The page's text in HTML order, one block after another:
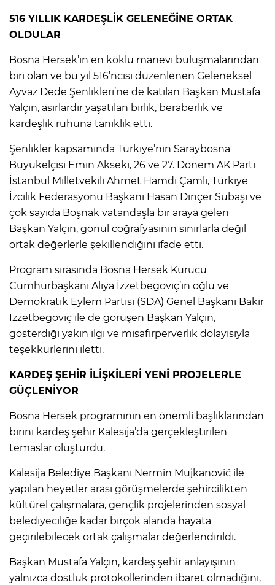
516 YILLIK KARDEŞLİK GELENEĞİNE ORTAK
OLDULAR
Bosna Hersek’in en köklü manevi buluşmalarından
biri olan ve bu yıl 516’ncısı düzenlenen Geleneksel
Ayvaz Dede Şenlikleri’ne de katılan Başkan Mustafa
Yalçın, asırlardır yaşatılan birlik, beraberlik ve
kardeşlik ruhuna tanıklık etti.
Şenlikler kapsamında Türkiye’nin Saraybosna
Büyükelçisi Emin Akseki, 26 ve 27. Dönem AK Parti
İstanbul Milletvekili Ahmet Hamdi Çamlı, Türkiye
İzcilik Federasyonu Başkanı Hasan Dinçer Subaşı ve
çok sayıda Boşnak vatandaşla bir araya gelen
Başkan Yalçın, gönül coğrafyasının sınırlarla değil
ortak değerlerle şekillendiğini ifade etti.
Program sırasında Bosna Hersek Kurucu
Cumhurbaşkanı Aliya İzzetbegoviç’in oğlu ve
Demokratik Eylem Partisi (SDA) Genel Başkanı Bakir
İzzetbegoviç ile de görüşen Başkan Yalçın,
gösterdiği yakın ilgi ve misafirperverlik dolayısıyla
teşekkürlerini iletti.
KARDEŞ ŞEHİR İLİŞKİLERİ YENİ PROJELERLE
GÜÇLENİYOR
Bosna Hersek programının en önemli başlıklarından
birini kardeş şehir Kalesija’da gerçekleştirilen
temaslar oluşturdu.
Kalesija Belediye Başkanı Nermin Mujkanović ile
yapılan heyetler arası görüşmelerde şehircilikten
kültürel çalışmalara, gençlik projelerinden sosyal
belediyeciliğe kadar birçok alanda hayata
geçirilebilecek ortak çalışmalar değerlendirildi.
Başkan Mustafa Yalçın, kardeş şehir anlayışının
yalnızca dostluk protokollerinden ibaret olmadığını,